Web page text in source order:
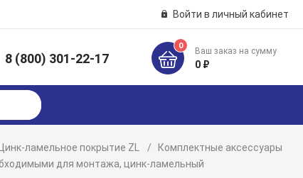
Войти в личный кабинет
8 (800) 301-22-17
0
Ваш заказ на сумму
0 ₽
Цинк-ламельное покрытие ZL
Комплектные аксессуары
для монтажа, цинк-ламельный